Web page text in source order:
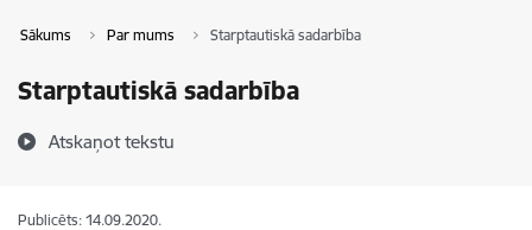
Sākums Par mums Starptautiskā sadarbība
Starptautiskā sadarbība
Atskaņot tekstu
Publicēts: 14.09.2020.